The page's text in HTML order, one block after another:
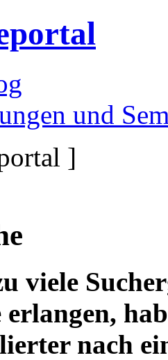
und
]
viele
erlangen,
nach